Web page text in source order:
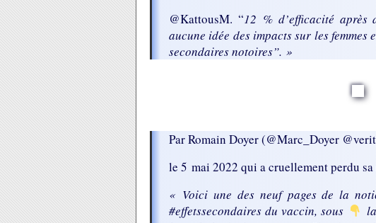
@KattousM. “12 % d’efficacité après
aucune idée des impacts sur les femmes
secondaires notoires”. »
Par Romain Doyer (@Marc_Doyer
le 5 mai 2022 qui a cruellement perdu
« Voici une des neuf pages de la
#effetssecondaires du vaccin, sous